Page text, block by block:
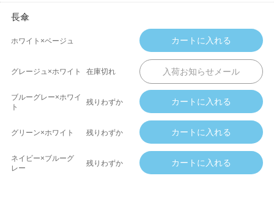
長傘
ホワイト×ベージュ
グレージュ×ホワイト 在庫切れ
ブルーグレー×ホワイ
ト
残りわずか
グリーン×ホワイト 残りわずか
ネイビー×ブルーグ
レー
残りわずか